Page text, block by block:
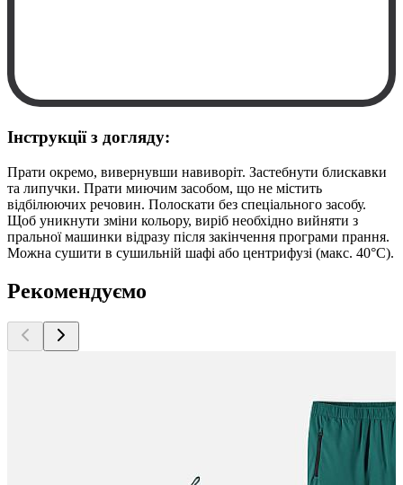
Інструкції з догляду:
Прати окремо, вивернувши навиворіт. Застебнути блискавки
та липучки. Прати миючим засобом, що не містить
відбілюючих речовин. Полоскати без спеціального засобу.
Щоб уникнути зміни кольору, виріб необхідно вийняти з
пральної машинки відразу після закінчення програми прання.
Можна сушити в сушильній шафі або центрифузі (макс. 40°C).
Рекомендуємо